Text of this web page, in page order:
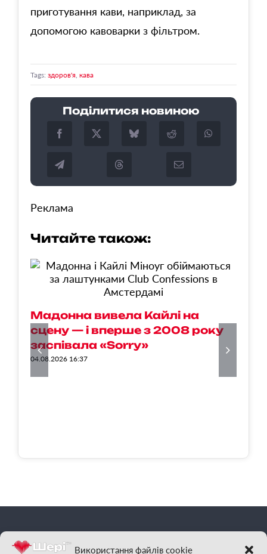
Використання файлів cookie
приготування кави, наприклад, за
допомогою кавоварки з фільтром.
Tags: здоров'я кава
Поділитися новиною
Реклама
Читайте також:
Мадонна вивела Кайлі на
сцену — і вперше з 2008 року
заспівала «Sorry»
04.08.2026 16:37
Шері | Відчуй